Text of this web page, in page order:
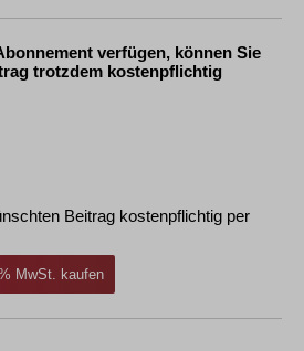
verfügen, können Sie
trotzdem kostenpflichtig
Beitrag kostenpflichtig per
MwSt. kaufen